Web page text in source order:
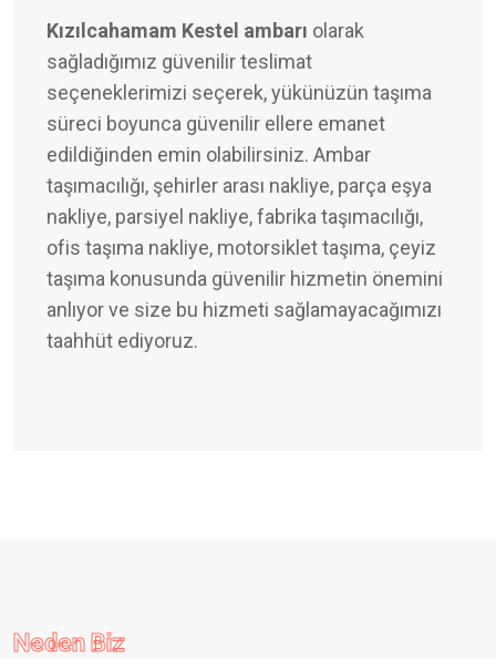
Kızılcahamam Kestel ambarı olarak
sağladığımız güvenilir teslimat
seçeneklerimizi seçerek, yükünüzün taşıma
süreci boyunca güvenilir ellere emanet
edildiğinden emin olabilirsiniz. Ambar
taşımacılığı, şehirler arası nakliye, parça eşya
nakliye, parsiyel nakliye, fabrika taşımacılığı,
ofis taşıma nakliye, motorsiklet taşıma, çeyiz
taşıma konusunda güvenilir hizmetin önemini
anlıyor ve size bu hizmeti sağlamayacağımızı
taahhüt ediyoruz.
Neden Biz